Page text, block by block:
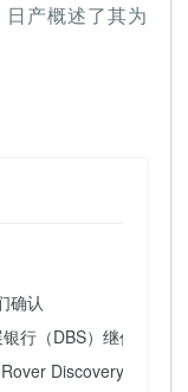
产概述了其为
确认
行（DBS）继任者复
Discovery，VW